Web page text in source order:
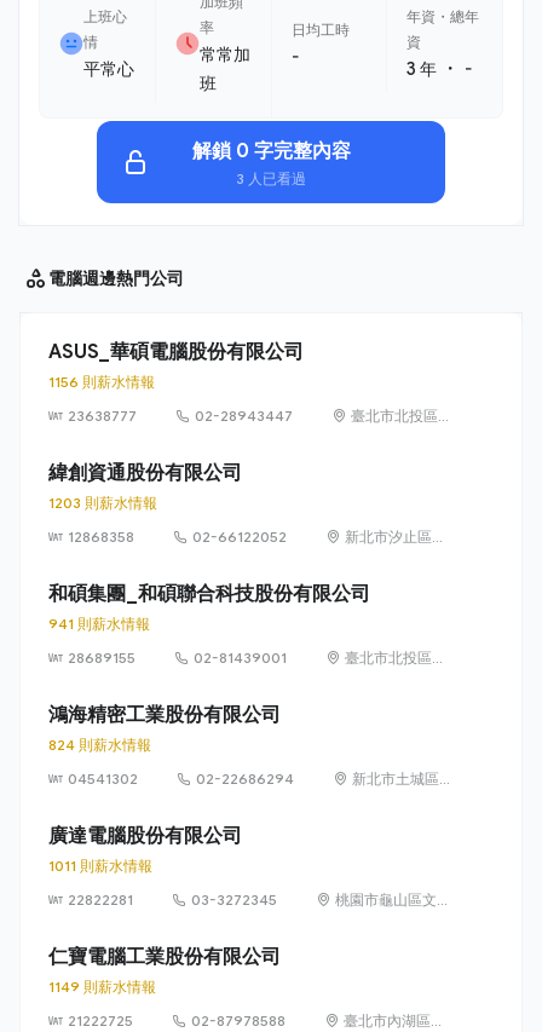
上班心
情
平常心
率
常常加
班
日均工時
-
年資・總年
資
3 年 ・ -
解鎖 0 字完整內容
3 人已看過
電腦週邊熱門公司
ASUS_華碩電腦股份有限公司
1156 則薪水情報
23638777
02-28943447
臺北市北投區立
緯創資通股份有限公司
1203 則薪水情報
12868358
02-66122052
新北市汐止區新
21樓
和碩集團_和碩聯合科技股份有限公司
941 則薪水情報
28689155
02-81439001
臺北市北投區立
鴻海精密工業股份有限公司
824 則薪水情報
04541302
02-22686294
新北市土城區中
廣達電腦股份有限公司
1011 則薪水情報
22822281
03-3272345
桃園市龜山區文化
仁寶電腦工業股份有限公司
1149 則薪水情報
21222725
02-87978588
臺北市內湖區瑞